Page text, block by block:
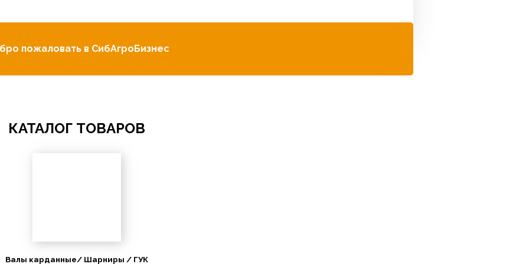
пожаловать в СибАгроБизнес
КАТАЛОГ ТОВАРОВ
Валы карданные/ Шарниры / ГУК